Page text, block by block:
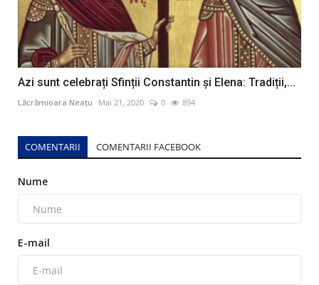
Azi sunt celebrați Sfinții Constantin și Elena: Tradiții,...
Lăcrămioara Neațu Mai 21, 2020 0 894
COMENTARII COMENTARII FACEBOOK
Nume
E-mail